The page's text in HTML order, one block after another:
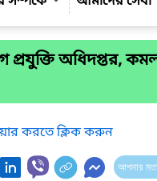
প্রযুক্তি অধিদপ্তর,
করতে ক্লিক করুন
আপনার